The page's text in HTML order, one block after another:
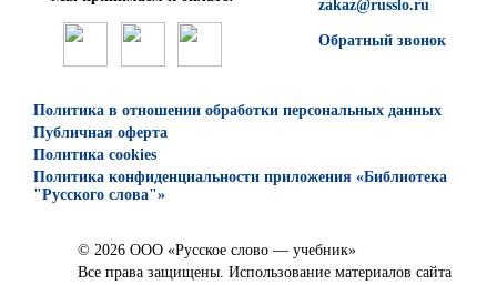
zakaz@russlo.ru
Обратный звонок
Политика в отношении обработки персональных данных
Публичная оферта
Политика cookies
Политика конфиденциальности приложения «Библиотека
"Русского слова"»
© 2026 ООО «Русское слово — учебник»
Все права защищены. Использование материалов сайта